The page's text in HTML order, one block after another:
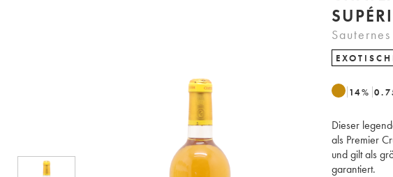
14%
Dieser
als Premier
und gilt als
garantiert.